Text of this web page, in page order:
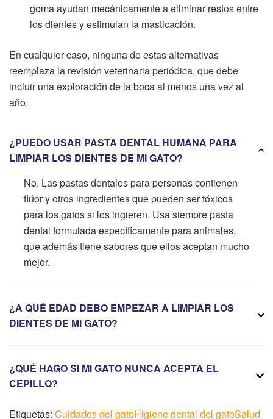
goma ayudan mecánicamente a eliminar restos entre
los dientes y estimulan la masticación.
En cualquier caso, ninguna de estas alternativas
reemplaza la revisión veterinaria periódica, que debe
incluir una exploración de la boca al menos una vez al
año.
¿PUEDO USAR PASTA DENTAL HUMANA PARA
LIMPIAR LOS DIENTES DE MI GATO?
No. Las pastas dentales para personas contienen
flúor y otros ingredientes que pueden ser tóxicos
para los gatos si los ingieren. Usa siempre pasta
dental formulada específicamente para animales,
que además tiene sabores que ellos aceptan mucho
mejor.
¿A QUÉ EDAD DEBO EMPEZAR A LIMPIAR LOS
DIENTES DE MI GATO?
¿QUÉ HAGO SI MI GATO NUNCA ACEPTA EL
CEPILLO?
Etiquetas: Cuidados del gatoHigiene dental del gatoSalud